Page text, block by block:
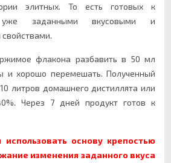
элитных. То есть готовых к
заданными вкусовыми и
флакона разбавить в 50 мл
и хорошо перемешать. Полученный
литров домашнего дистиллята или
Через 7 дней продукт готов к
основу крепостью
изменения заданного вкуса